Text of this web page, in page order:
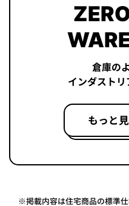
倉庫の
インダスト
もっと
※掲載内容は住宅商品の標準